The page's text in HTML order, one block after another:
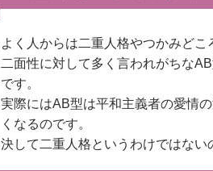
よく人からは二重人格やつかみど
二面性に対して多く言われがちな
です。
実際にはAB型は平和主義者の愛情
くなるのです。
決して二重人格というわけではない